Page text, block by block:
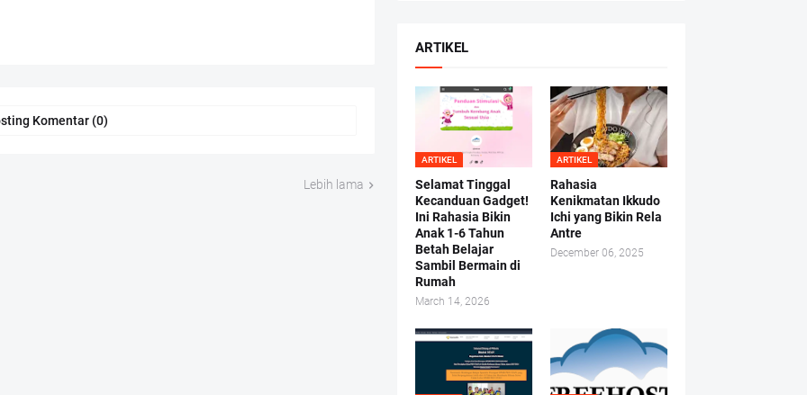
Komentar (0)
Lebih lama
ARTIKEL
ARTIKEL
Selamat Tinggal
Kecanduan Gadget!
Ini Rahasia Bikin
Anak 1-6 Tahun
Betah Belajar
Sambil Bermain di
Rumah
March 14, 2026
ARTIKEL
Rahasia
Kenikmatan Ikkudo
Ichi yang Bikin Rela
Antre
December 06, 2025